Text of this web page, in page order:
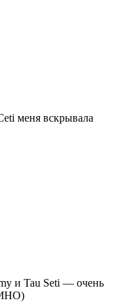
меня вскрывала
и Tau Seti — очень